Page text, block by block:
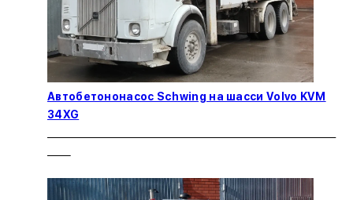
Автобетононасос Schwing на шасси Volvo KVM
34XG